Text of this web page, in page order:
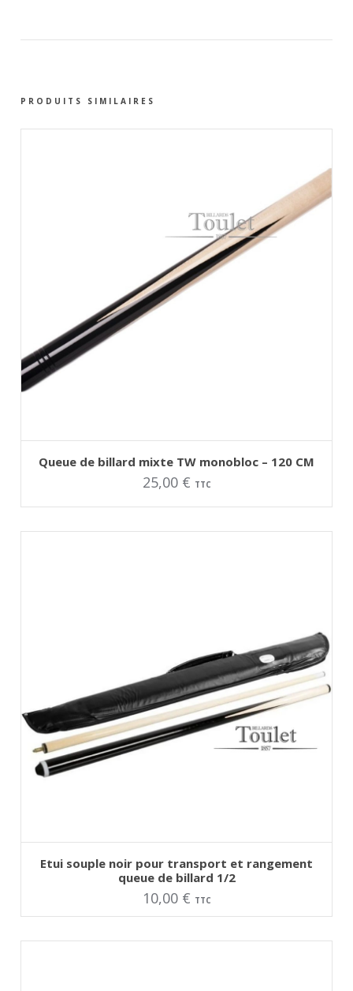
PRODUITS SIMILAIRES
Queue de billard mixte TW monobloc – 120 CM
25,00 € TTC
Etui souple noir pour transport et rangement
queue de billard 1/2
10,00 € TTC